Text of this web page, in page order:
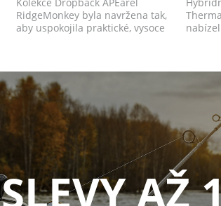
RidgeMonkey byla navržena tak,
aby uspokojila praktické, vysoce
SLEVY AŽ